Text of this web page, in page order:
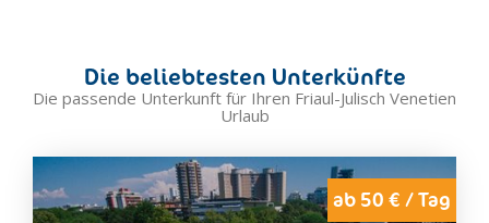
Marina Julia
Moraro
Mossa
Die beliebtesten Unterkünfte
Die passende Unterkunft für Ihren Friaul-Julisch Venetien
Urlaub
ab 50 € / Tag